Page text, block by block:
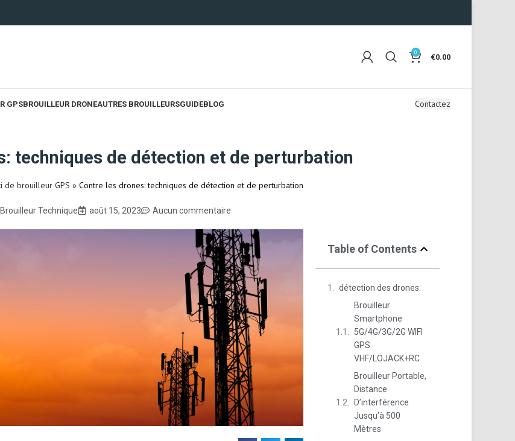
0 €0.00
GPSBROUILLEUR DRONEAUTRES BROUILLEURSGUIDEBLOG Contactez
techniques de détection et de perturbation
de brouilleur GPS » Contre les drones: techniques de détection et de perturbation
Brouilleur Technique août 15, 2023 Aucun commentaire
Table of Contents
détection des drones:
Brouilleur
Smartphone
5G/4G/3G/2G WIFI
GPS
VHF/LOJACK+RC
Brouilleur Portable,
Distance
D’interférence
Jusqu’à 500
Mètres